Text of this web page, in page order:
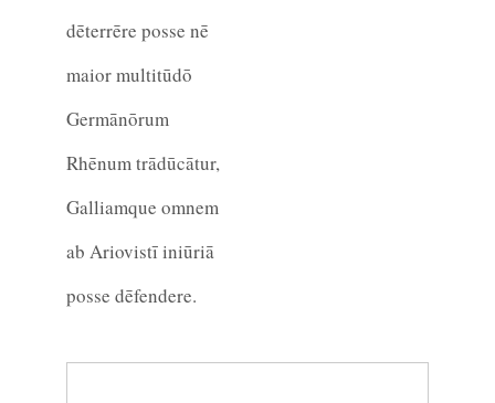
dēterrēre posse nē
maior multitūdō
Germānōrum
Rhēnum trādūcātur,
Galliamque omnem
ab Ariovistī iniūriā
posse dēfendere.